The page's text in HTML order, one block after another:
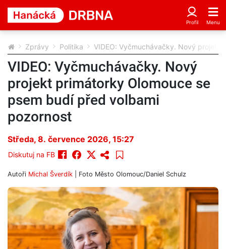
Zprávy Politika VIDEO: Vyčmuchávačky. Nový projekt
VIDEO: Vyčmuchávačky. Nový
projekt primátorky Olomouce se
psem budí před volbami
pozornost
Středa, 8. července 2026, 15:27
Diskutuj na FB
Autoři Michal Šverdík | Foto Město Olomouc/Daniel Schulz